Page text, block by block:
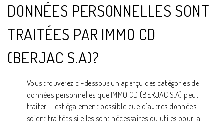
DONNÉES PERSONNELLES SONT
TRAITÉES PAR IMMO CD
(BERJAC S.A)?
Vous trouverez ci-dessous un aperçu des catégories de
données personnelles que IMMO CD (BERJAC S.A) peut
traiter. Il est également possible que d'autres données
soient traitées si elles sont nécessaires ou utiles pour la